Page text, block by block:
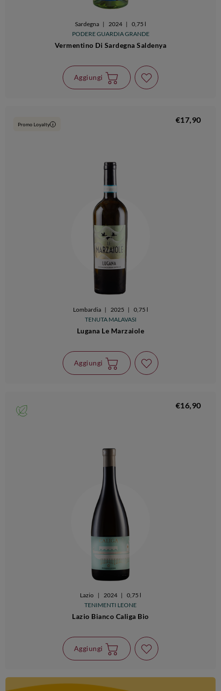
Sardegna | 2024 |
0,75 l
PODERE GUARDIA GRANDE
Vermentino Di Sardegna Saldenya
Aggiungi
Promo Loyalty i €17,90
Lombardia | 2025 |
0,75 l
TENUTA MALAVASI
Lugana Le Marzaiole
Aggiungi
€16,90
Lazio | 2024 | 0,75 l
TENIMENTI LEONE
Lazio Bianco Caliga Bio
Aggiungi